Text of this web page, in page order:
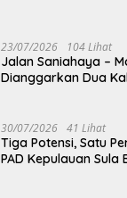
23/07/2026 104 Lihat
Jalan Saniahaya –
Dianggarkan Dua
30/07/2026 41 Lihat
Tiga Potensi, Satu
PAD Kepulauan Sula